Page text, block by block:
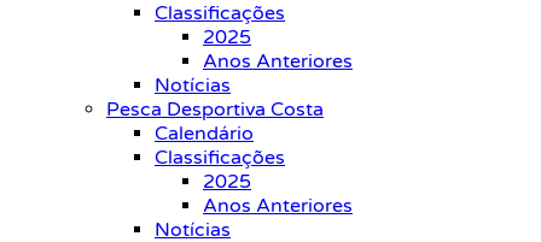
Classificações
2025
Anos Anteriores
Notícias
Pesca Desportiva Costa
Calendário
Classificações
2025
Anos Anteriores
Notícias